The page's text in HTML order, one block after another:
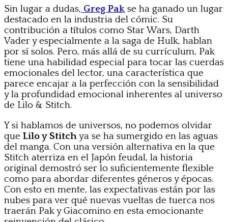
Sin lugar a dudas, Greg Pak se ha ganado un lugar
destacado en la industria del cómic. Su
contribución a títulos como Star Wars, Darth
Vader y especialmente a la saga de Hulk, hablan
por sí solos. Pero, más allá de su currículum, Pak
tiene una habilidad especial para tocar las cuerdas
emocionales del lector, una característica que
parece encajar a la perfección con la sensibilidad
y la profundidad emocional inherentes al universo
de Lilo & Stitch.
Y si hablamos de universos, no podemos olvidar
que Lilo y Stitchya se ha sumergido en las aguas
del manga. Con una versión alternativa en la que
Stitch aterriza en el Japón feudal, la historia
original demostró ser lo suficientemente flexible
como para abordar diferentes géneros y épocas.
Con esto en mente, las expectativas están por las
nubes para ver qué nuevas vueltas de tuerca nos
traerán Pak y Giacomino en esta emocionante